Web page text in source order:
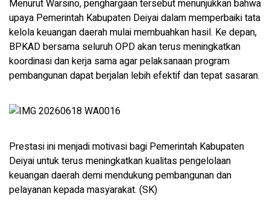
Menurut Warsino, penghargaan tersebut menunjukkan bahwa
upaya Pemerintah Kabupaten Deiyai dalam memperbaiki tata
kelola keuangan daerah mulai membuahkan hasil. Ke depan,
BPKAD bersama seluruh OPD akan terus meningkatkan
koordinasi dan kerja sama agar pelaksanaan program
pembangunan dapat berjalan lebih efektif dan tepat sasaran.
Prestasi ini menjadi motivasi bagi Pemerintah Kabupaten
Deiyai untuk terus meningkatkan kualitas pengelolaan
keuangan daerah demi mendukung pembangunan dan
pelayanan kepada masyarakat. (SK)